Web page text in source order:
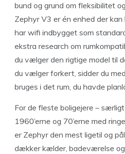
bund og grund om fleksibilitet
Zephyr V3 er én enhed der
har wifi indbygget som
ekstra research om
du vælger den rigtige model til
du vælger forkert, sidder du
bruges i det rum, du havde
For de fleste boligejere –
1960’erne og 70’erne med
er Zephyr den mest ligetil og
dækker kælder, badeværelse